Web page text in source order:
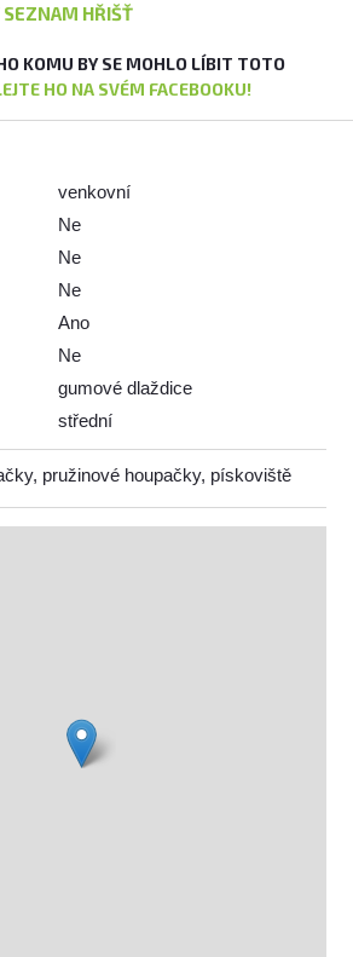
HŘIŠŤ
KOMU BY SE MOHLO LÍBIT TOTO
HO NA SVÉM FACEBOOKU!
venkovní
Ne
Ne
Ne
Ano
Ne
gumové dlaždice
střední
pružinové houpačky, pískoviště